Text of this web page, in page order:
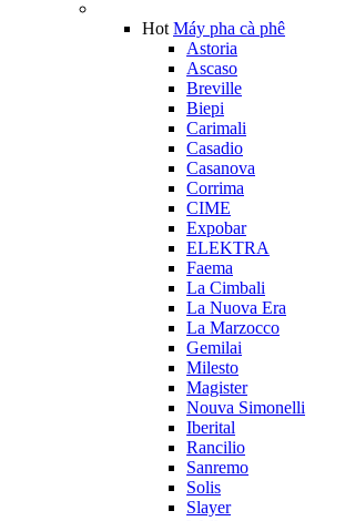
Hot Máy pha cà phê
Astoria
Ascaso
Breville
Biepi
Carimali
Casadio
Casanova
Corrima
CIME
Expobar
ELEKTRA
Faema
La Cimbali
La Nuova Era
La Marzocco
Gemilai
Milesto
Magister
Nouva Simonelli
Iberital
Rancilio
Sanremo
Solis
Slayer